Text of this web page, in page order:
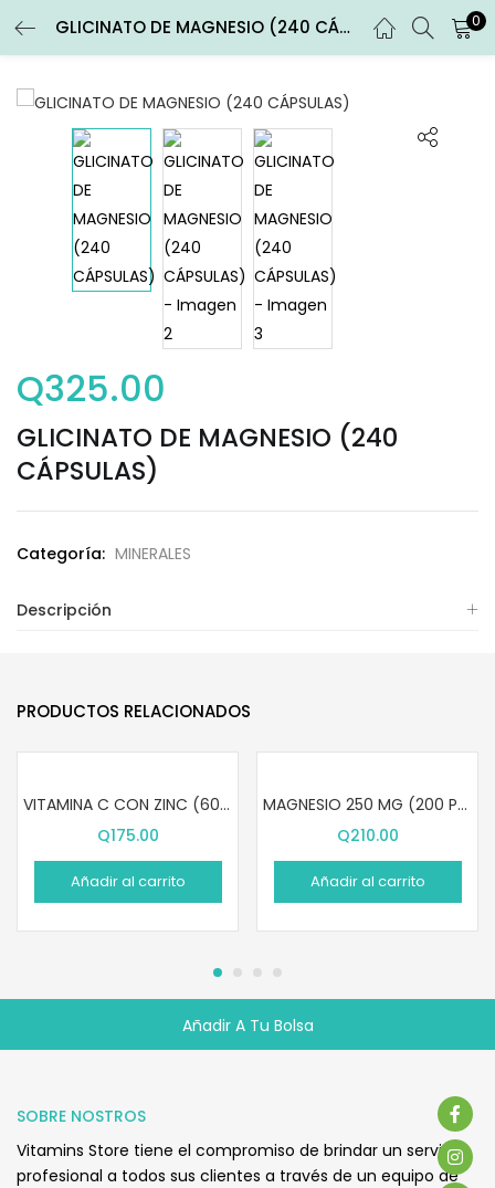
GLICINATO DE MAGNESIO (240 CÁPSULAS) 0
GLICINATO DE MAGNESIO (240
CÁPSULAS)
Q325.00
Q325.00
Añadir A Tu Bolsa
Categoría: MINERALES
Descripción
PRODUCTOS RELACIONADOS
VITAMINA C CON ZINC (60 PASTILLAS MASTICABLES)
Q175.00
Añadir al carrito
MAGNESIO 250 MG (200 PASTILLAS)
Q210.00
Añadir al carrito
SOBRE NOSTROS
Vitamins Store tiene el compromiso de brindar un servicio
profesional a todos sus clientes a través de un equipo de
ENTRAR REGISTRARSE
Introduce tu nombre de usuario y contraseña para iniciar
Recuérdame
Entrar
¿Contraseña perdida?